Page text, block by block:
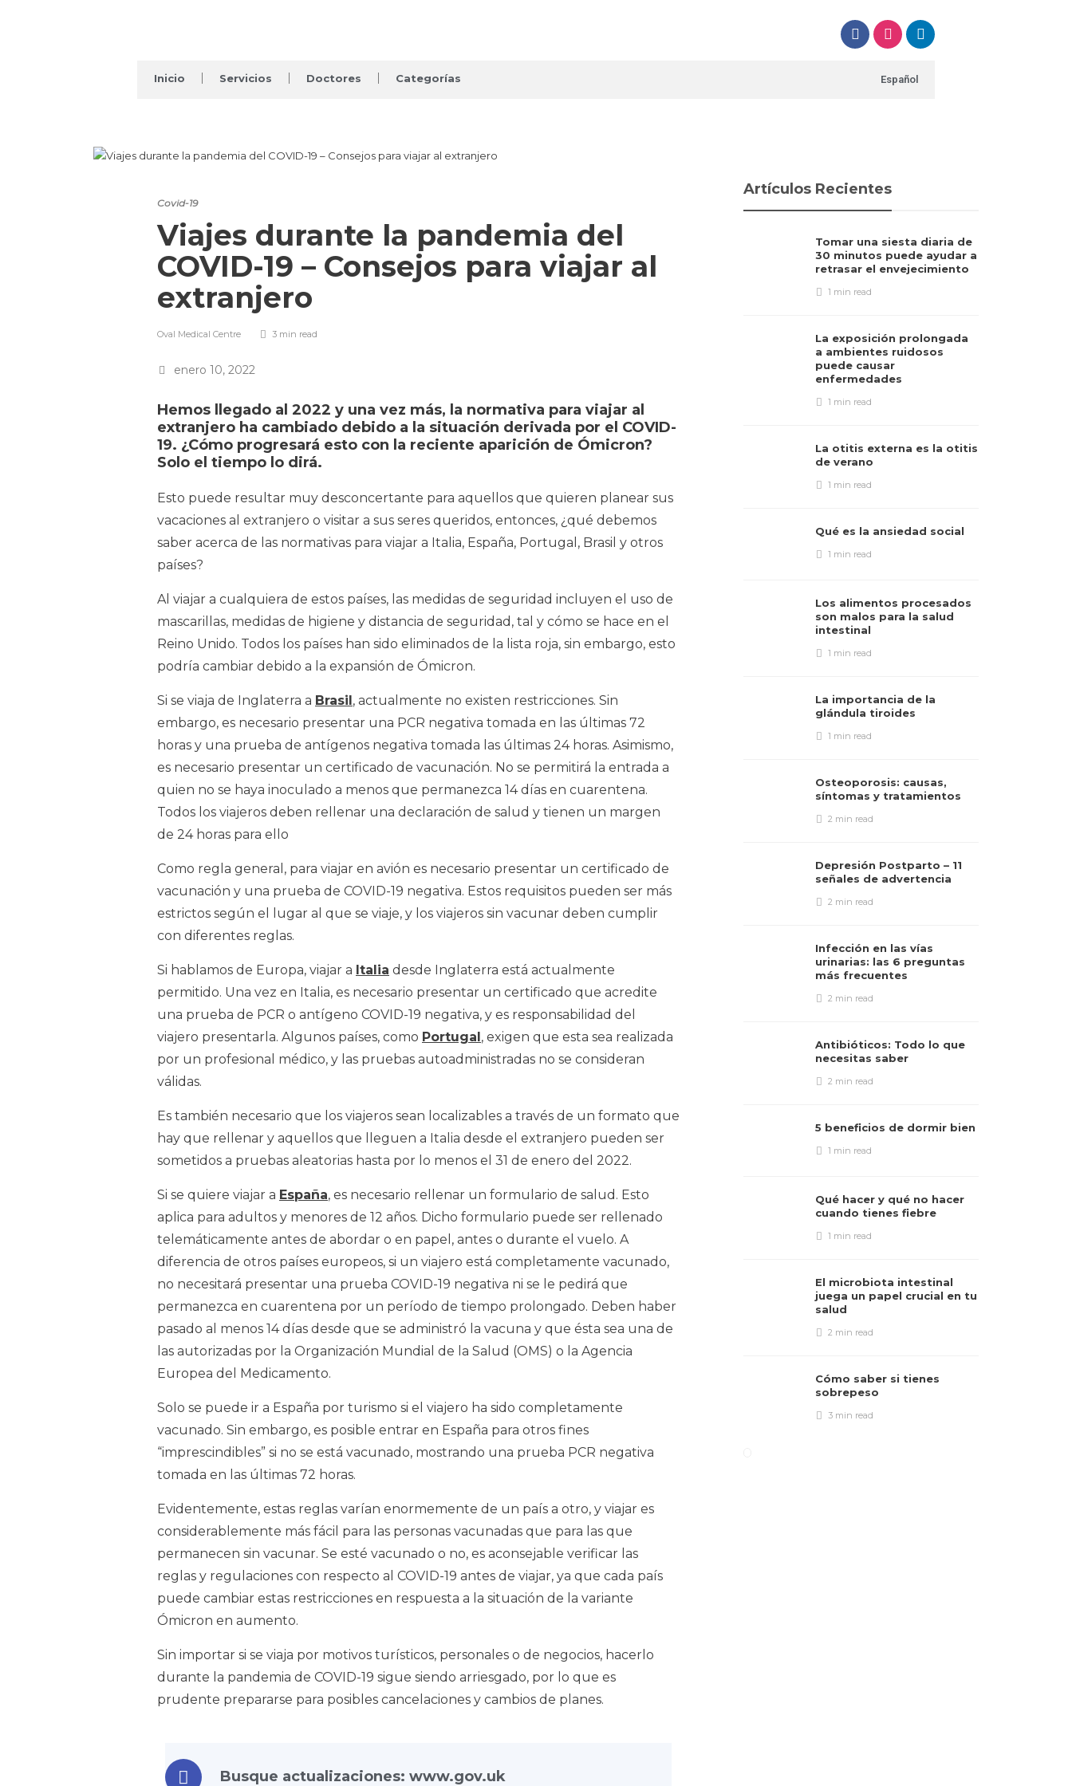
Inicio Servicios Doctores Categorías Español
Covid-19
Viajes durante la pandemia del
COVID-19 – Consejos para viajar al
extranjero
Oval Medical Centre 3 min read
enero 10, 2022
Hemos llegado al 2022 y una vez más, la normativa para viajar al
extranjero ha cambiado debido a la situación derivada por el COVID-
19. ¿Cómo progresará esto con la reciente aparición de Ómicron?
Solo el tiempo lo dirá.
Esto puede resultar muy desconcertante para aquellos que quieren planear sus
vacaciones al extranjero o visitar a sus seres queridos, entonces, ¿qué debemos
saber acerca de las normativas para viajar a Italia, España, Portugal, Brasil y otros
países?
Al viajar a cualquiera de estos países, las medidas de seguridad incluyen el uso de
mascarillas, medidas de higiene y distancia de seguridad, tal y cómo se hace en el
Reino Unido. Todos los países han sido eliminados de la lista roja, sin embargo, esto
podría cambiar debido a la expansión de Ómicron.
Si se viaja de Inglaterra a Brasil, actualmente no existen restricciones. Sin
embargo, es necesario presentar una PCR negativa tomada en las últimas 72
horas y una prueba de antígenos negativa tomada las últimas 24 horas. Asimismo,
es necesario presentar un certificado de vacunación. No se permitirá la entrada a
quien no se haya inoculado a menos que permanezca 14 días en cuarentena.
Todos los viajeros deben rellenar una declaración de salud y tienen un margen
de 24 horas para ello
Como regla general, para viajar en avión es necesario presentar un certificado de
vacunación y una prueba de COVID-19 negativa. Estos requisitos pueden ser más
estrictos según el lugar al que se viaje, y los viajeros sin vacunar deben cumplir
con diferentes reglas.
Si hablamos de Europa, viajar a Italia desde Inglaterra está actualmente
permitido. Una vez en Italia, es necesario presentar un certificado que acredite
una prueba de PCR o antígeno COVID-19 negativa, y es responsabilidad del
viajero presentarla. Algunos países, como Portugal, exigen que esta sea realizada
por un profesional médico, y las pruebas autoadministradas no se consideran
válidas.
Es también necesario que los viajeros sean localizables a través de un formato que
hay que rellenar y aquellos que lleguen a Italia desde el extranjero pueden ser
sometidos a pruebas aleatorias hasta por lo menos el 31 de enero del 2022.
Si se quiere viajar a España, es necesario rellenar un formulario de salud. Esto
aplica para adultos y menores de 12 años. Dicho formulario puede ser rellenado
telemáticamente antes de abordar o en papel, antes o durante el vuelo. A
diferencia de otros países europeos, si un viajero está completamente vacunado,
no necesitará presentar una prueba COVID-19 negativa ni se le pedirá que
permanezca en cuarentena por un período de tiempo prolongado. Deben haber
pasado al menos 14 días desde que se administró la vacuna y que ésta sea una de
las autorizadas por la Organización Mundial de la Salud (OMS) o la Agencia
Europea del Medicamento.
Solo se puede ir a España por turismo si el viajero ha sido completamente
vacunado. Sin embargo, es posible entrar en España para otros fines
“imprescindibles” si no se está vacunado, mostrando una prueba PCR negativa
tomada en las últimas 72 horas.
Evidentemente, estas reglas varían enormemente de un país a otro, y viajar es
considerablemente más fácil para las personas vacunadas que para las que
permanecen sin vacunar. Se esté vacunado o no, es aconsejable verificar las
reglas y regulaciones con respecto al COVID-19 antes de viajar, ya que cada país
puede cambiar estas restricciones en respuesta a la situación de la variante
Ómicron en aumento.
Sin importar si se viaja por motivos turísticos, personales o de negocios, hacerlo
durante la pandemia de COVID-19 sigue siendo arriesgado, por lo que es
prudente prepararse para posibles cancelaciones y cambios de planes.
Busque actualizaciones: www.gov.uk
Artículos Recientes
Tomar una siesta diaria de
30 minutos puede ayudar a
retrasar el envejecimiento
1 min read
La exposición prolongada
a ambientes ruidosos
puede causar
enfermedades
1 min read
La otitis externa es la otitis
de verano
1 min read
Qué es la ansiedad social
1 min read
Los alimentos procesados ​​
son malos para la salud
intestinal
1 min read
La importancia de la
glándula tiroides
1 min read
Osteoporosis: causas,
síntomas y tratamientos
2 min read
Depresión Postparto – 11
señales de advertencia
2 min read
Infección en las vías
urinarias: las 6 preguntas
más frecuentes
2 min read
Antibióticos: Todo lo que
necesitas saber
2 min read
5 beneficios de dormir bien
1 min read
Qué hacer y qué no hacer
cuando tienes fiebre
1 min read
El microbiota intestinal
juega un papel crucial en tu
salud
2 min read
Cómo saber si tienes
sobrepeso
3 min read